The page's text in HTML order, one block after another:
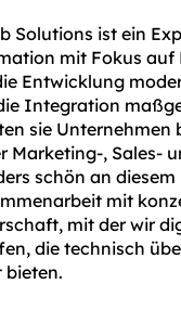
Solutions ist ein
mit Fokus auf
Entwicklung
Integration
sie Unternehmen
Marketing-, Sales-
schön an
mit
mit der wir
die technisch
bieten.